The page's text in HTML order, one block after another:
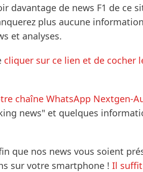
davantage de news F1 de ce
plus aucune
et analyses.
cliquer sur ce lien et de cocher
chaîne WhatsApp Nextgen-
news" et quelques
que nos news vous soient
sur votre smartphone ! Il